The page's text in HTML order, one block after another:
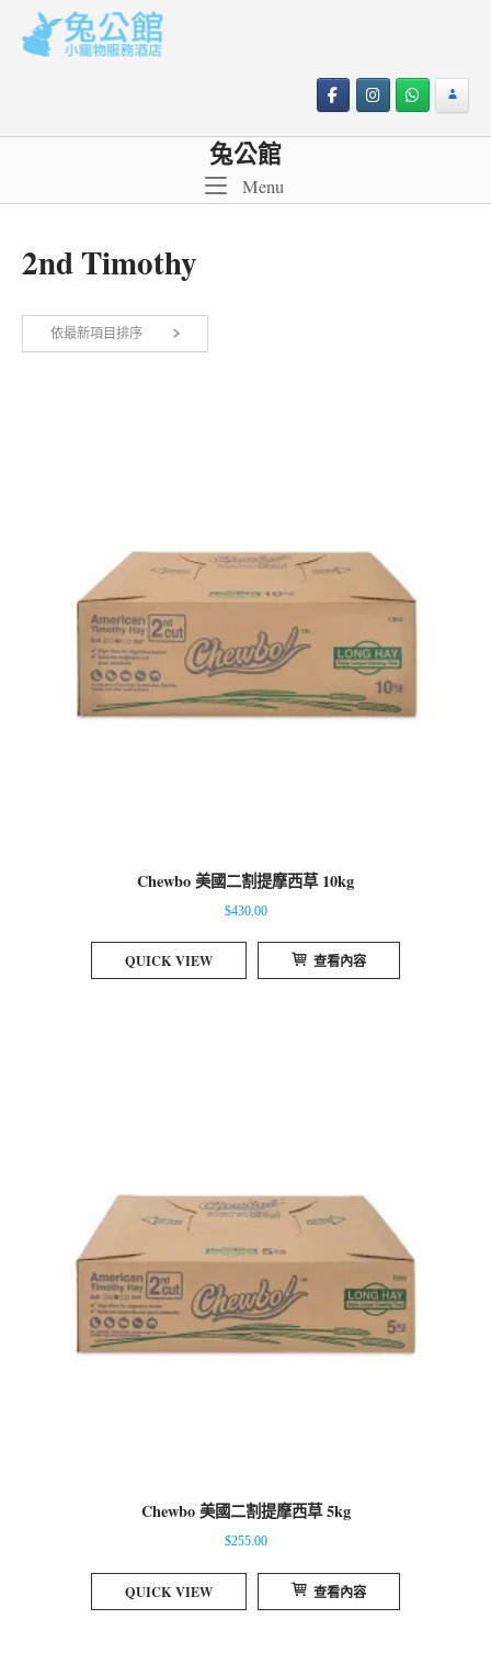
content
兔公館
MenuMenu
2nd Timothy
依最新項目排序
Chewbo 美國二割提摩西草 10kg
$430.00
QUICK VIEW 查看內容
Chewbo 美國二割提摩西草 5kg
$255.00
QUICK VIEW 查看內容